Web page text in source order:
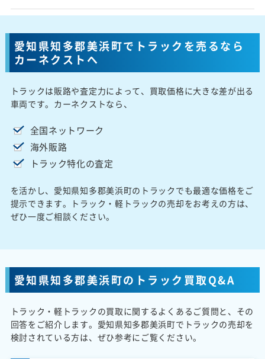
愛知県知多郡美浜町でトラックを売るなら
カーネクストへ
トラックは販路や査定力によって、買取価格に大きな差が出る
車両です。カーネクストなら、
全国ネットワーク
海外販路
トラック特化の査定
を活かし、愛知県知多郡美浜町のトラックでも最適な価格をご
提示できます。トラック・軽トラックの売却をお考えの方は、
ぜひ一度ご相談ください。
愛知県知多郡美浜町のトラック買取Q&A
トラック・軽トラックの買取に関するよくあるご質問と、その
回答をご紹介します。愛知県知多郡美浜町でトラックの売却を
検討されている方は、ぜひ参考にご覧ください。